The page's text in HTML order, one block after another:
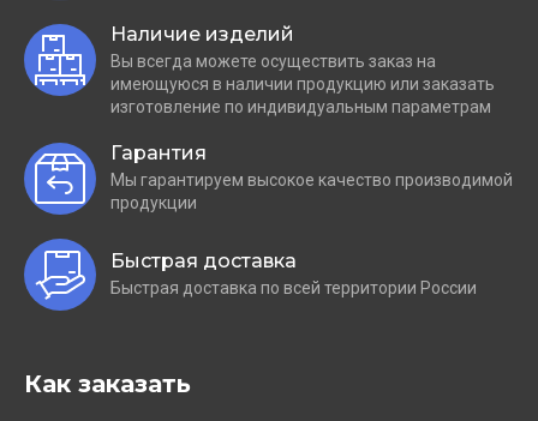
Наличие изделий
Вы всегда можете осуществить заказ на
имеющуюся в наличии продукцию или заказать
изготовление по индивидуальным параметрам
Гарантия
Мы гарантируем высокое качество производимой
продукции
Быстрая доставка
Быстрая доставка по всей территории России
Как заказать